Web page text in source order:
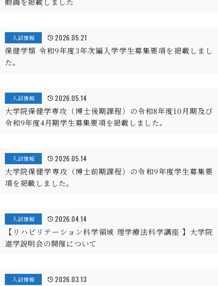
入試情報 2026.05.21
保健学類 令和9年度3年次編入学学生募集要項を掲載しまし
た。
入試情報 2026.05.14
大学院保健学専攻（博士後期課程）の令和8年度10月期及び
令和9年度4月期学生募集要項を掲載しました。
入試情報 2026.05.14
大学院保健学専攻（博士前期課程）の令和9年度学生募集要
項を掲載しました。
入試情報 2026.04.14
【リハビリテーション科学領域 理学療法科学講座 】大学院
進学説明会の開催について
入試情報 2026.03.13